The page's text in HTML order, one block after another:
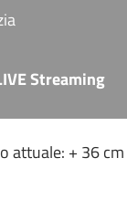
secondario
Streaming
attuale: + 36 cm